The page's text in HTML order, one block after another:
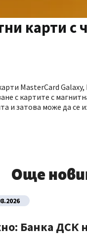
карти с
MasterCard
с картите с
и затова може да
Още
Банка ДСК